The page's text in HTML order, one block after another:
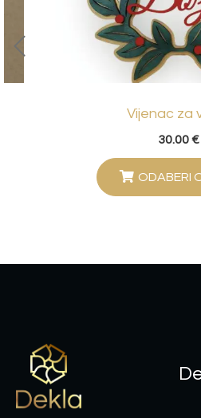
Vijenac za
30.00€
ODABERI